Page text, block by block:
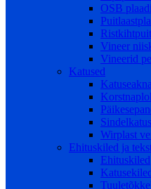
OSB
Vineer
Vineerid
Katused
Wirplast
Ehituskiled ja
Ehituskiled